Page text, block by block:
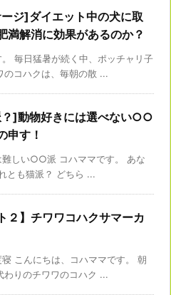
ジ]ダイエット中の犬に取
満解消に効果があるのか？
。 毎日猛暑が続く中、ポッチャリ子
のコハクは、毎朝の散 ...
]動物好きには選べない○○
申す！
難しい○○派 コハママです。 あな
とも猫派？ どちら ...
２】チワワコハクサマーカ
こんにちは、コハママです。 朝
わりのチワワのコハク ...